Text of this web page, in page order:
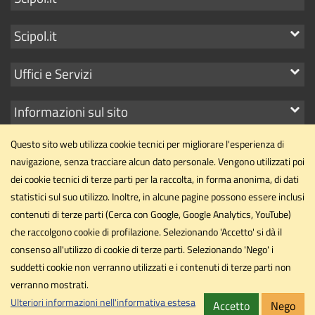
link
Mostra
link
Scipol.it
Mostra
link
Uffici e Servizi
Mostra
link
Informazioni sul sito
Dipartimento di Scienze Politiche
Università degli Studi di Perugia
Via Pascoli, 20 - 06123 - Perugia
Email
dipartimento.scipol@unipg.it
PECdipartimento.scipol@cert.unipg.it
Privacy
Cookie Note legali Accessibilità
Questo sito web utilizza cookie tecnici per migliorare l'esperienza di
navigazione, senza tracciare alcun dato personale. Vengono utilizzati poi
dei cookie tecnici di terze parti per la raccolta, in forma anonima, di dati
statistici sul suo utilizzo. Inoltre, in alcune pagine possono essere inclusi
contenuti di terze parti (Cerca con Google, Google Analytics, YouTube)
che raccolgono cookie di profilazione. Selezionando 'Accetto' si dà il
consenso all'utilizzo di cookie di terze parti. Selezionando 'Nego' i
suddetti cookie non verranno utilizzati e i contenuti di terze parti non
verranno mostrati.
Ulteriori informazioni nell'informativa estesa
Accetto Nego